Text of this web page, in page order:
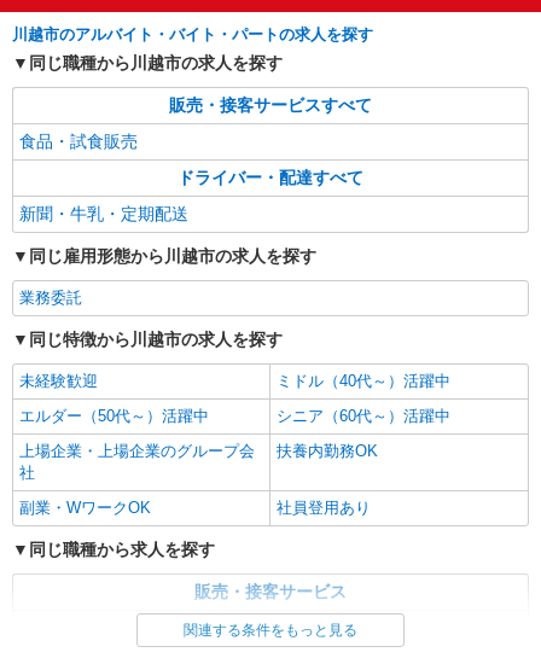
川越市のアルバイト・バイト・パートの求人を探す
同じ職種から川越市の求人を探す
販売・接客サービスすべて
食品・試食販売
ドライバー・配達すべて
新聞・牛乳・定期配送
同じ雇用形態から川越市の求人を探す
業務委託
同じ特徴から川越市の求人を探す
未経験歓迎
ミドル（40代～）活躍中
エルダー（50代～）活躍中
シニア（60代～）活躍中
上場企業・上場企業のグループ会
社
扶養内勤務OK
副業・WワークOK 社員登用あり
同じ職種から求人を探す
販売・接客サービス
関連する条件をもっと見る